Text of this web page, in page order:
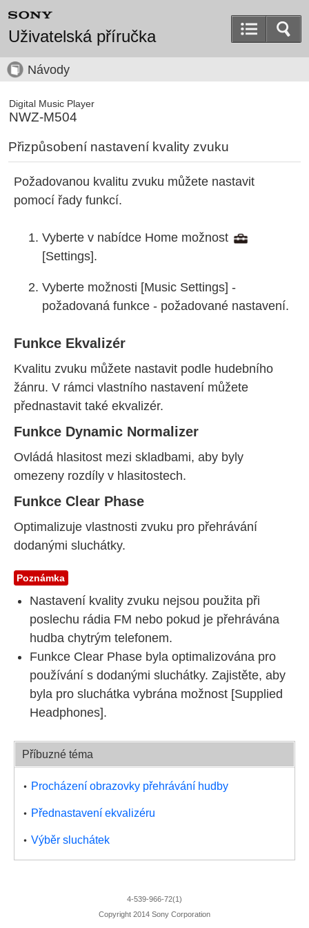
Uživatelská příručka
Návody
Digital Music Player
NWZ-M504
Přizpůsobení nastavení kvality zvuku
Požadovanou kvalitu zvuku můžete nastavit
pomocí řady funkcí.
Vyberte v nabídce Home možnost
[Settings].
Vyberte možnosti [Music Settings] -
požadovaná funkce - požadované nastavení.
Funkce Ekvalizér
Kvalitu zvuku můžete nastavit podle hudebního
žánru. V rámci vlastního nastavení můžete
přednastavit také ekvalizér.
Funkce Dynamic Normalizer
Ovládá hlasitost mezi skladbami, aby byly
omezeny rozdíly v hlasitostech.
Funkce Clear Phase
Optimalizuje vlastnosti zvuku pro přehrávání
dodanými sluchátky.
Poznámka
Nastavení kvality zvuku nejsou použita při
poslechu rádia FM nebo pokud je přehrávána
hudba chytrým telefonem.
Funkce Clear Phase byla optimalizována pro
používání s dodanými sluchátky. Zajistěte, aby
byla pro sluchátka vybrána možnost [Supplied
Headphones].
Příbuzné téma
Procházení obrazovky přehrávání hudby
Přednastavení ekvalizéru
Výběr sluchátek
4-539-966-72(1)
Copyright 2014 Sony Corporation